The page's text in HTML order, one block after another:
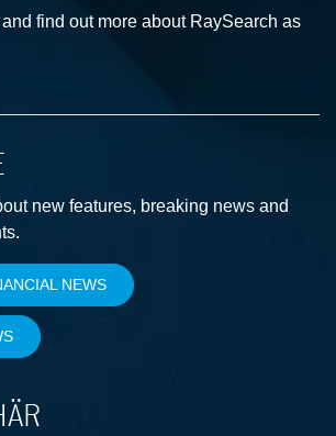
find out more about RaySearch as
new features, breaking news and
NEWS